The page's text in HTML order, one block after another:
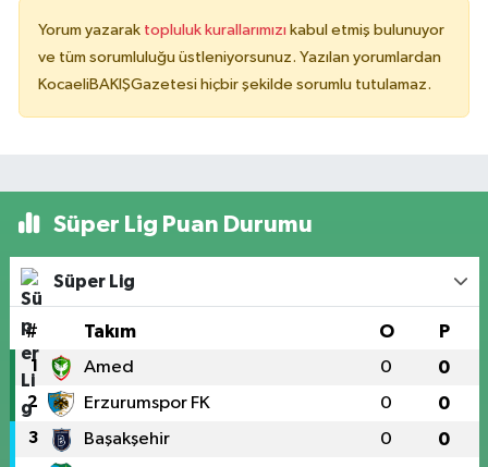
Yorum yazarak topluluk kurallarımızı kabul etmiş bulunuyor
ve tüm sorumluluğu üstleniyorsunuz. Yazılan yorumlardan
KocaeliBAKIŞGazetesi hiçbir şekilde sorumlu tutulamaz.
Süper Lig Puan Durumu
Süper Lig
# Takım O P
1 Amed 0 0
2 Erzurumspor FK 0 0
3 Başakşehir 0 0